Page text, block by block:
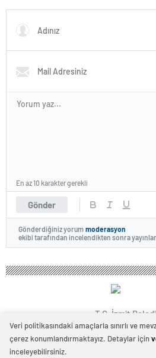
0 0
Gönder
En az 10 karakter gerekli
Gönderdiğiniz yorum moderasyon
ekibi tarafından incelendikten sonra
T.C. İzmit
Veri politikasındaki amaçlarla sınırlı ve
çerez konumlandırmaktayız. Detaylar için
inceleyebilirsiniz.